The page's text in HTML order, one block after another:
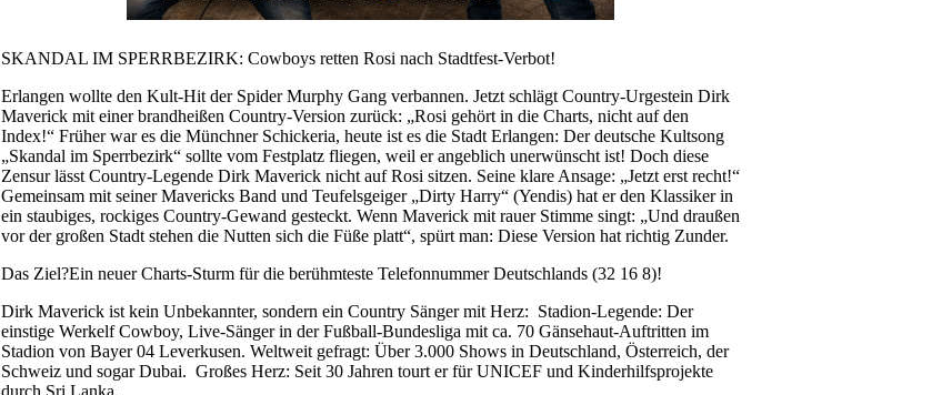
SKANDAL IM SPERRBEZIRK: Cowboys retten Rosi nach Stadtfest-Verbot!
Erlangen wollte den Kult-Hit der Spider Murphy Gang verbannen. Jetzt schlägt Country-Urgestein Dirk
Maverick mit einer brandheißen Country-Version zurück: „Rosi gehört in die Charts, nicht auf den
Index!“ Früher war es die Münchner Schickeria, heute ist es die Stadt Erlangen: Der deutsche Kultsong
„Skandal im Sperrbezirk“ sollte vom Festplatz fliegen, weil er angeblich unerwünscht ist! Doch diese
Zensur lässt Country-Legende Dirk Maverick nicht auf Rosi sitzen. Seine klare Ansage: „Jetzt erst recht!“
Gemeinsam mit seiner Mavericks Band und Teufelsgeiger „Dirty Harry“ (Yendis) hat er den Klassiker in
ein staubiges, rockiges Country-Gewand gesteckt. Wenn Maverick mit rauer Stimme singt: „Und draußen
vor der großen Stadt stehen die Nutten sich die Füße platt“, spürt man: Diese Version hat richtig Zunder.
Das Ziel?Ein neuer Charts-Sturm für die berühmteste Telefonnummer Deutschlands (32 16 8)!
Dirk Maverick ist kein Unbekannter, sondern ein Country Sänger mit Herz: Stadion-Legende: Der
einstige Werkelf Cowboy, Live-Sänger in der Fußball-Bundesliga mit ca. 70 Gänsehaut-Auftritten im
Stadion von Bayer 04 Leverkusen. Weltweit gefragt: Über 3.000 Shows in Deutschland, Österreich, der
Schweiz und sogar Dubai. Großes Herz: Seit 30 Jahren tourt er für UNICEF und Kinderhilfsprojekte
durch Sri Lanka.